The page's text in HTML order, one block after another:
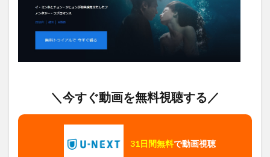
＼今すぐ動画を無料視聴する／
31日間無料で動画視聴